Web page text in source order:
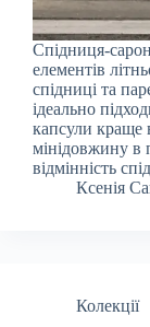
Спідниця-
елементів
спідниці та
ідеально
капсули краще
мінідовжину в
відмінність
Ксенія
Колекції